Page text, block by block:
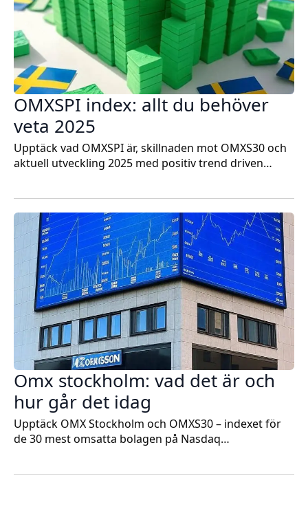
OMXSPI index: allt du behöver
veta 2025
Upptäck vad OMXSPI är, skillnaden mot OMXS30 och
aktuell utveckling 2025 med positiv trend driven…
Omx stockholm: vad det är och
hur går det idag
Upptäck OMX Stockholm och OMXS30 – indexet för
de 30 mest omsatta bolagen på Nasdaq…